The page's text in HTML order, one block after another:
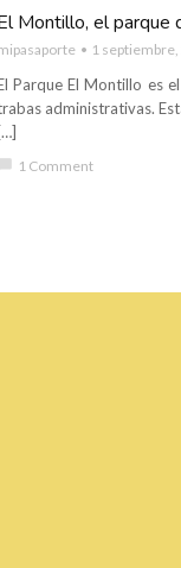
Montillo, el parque
1
Parque El Montillo es
administrativas.
[…]
chat_bubble 1 Comment